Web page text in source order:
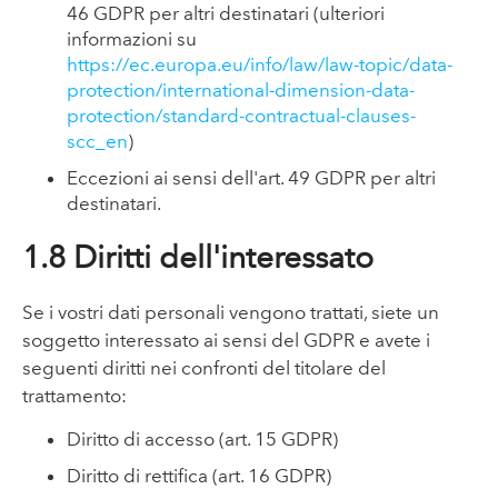
46 GDPR per altri destinatari (ulteriori
informazioni su
https://ec.europa.eu/info/law/law-topic/data-
protection/international-dimension-data-
protection/standard-contractual-clauses-
scc_en)
Eccezioni ai sensi dell'art. 49 GDPR per altri
destinatari.
1.8 Diritti dell'interessato
Se i vostri dati personali vengono trattati, siete un
soggetto interessato ai sensi del GDPR e avete i
seguenti diritti nei confronti del titolare del
trattamento:
Diritto di accesso (art. 15 GDPR)
Diritto di rettifica (art. 16 GDPR)